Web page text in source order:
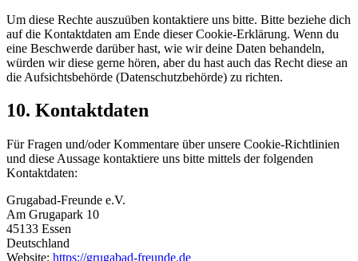
Um diese Rechte auszuüben kontaktiere uns bitte. Bitte beziehe dich
auf die Kontaktdaten am Ende dieser Cookie-Erklärung. Wenn du
eine Beschwerde darüber hast, wie wir deine Daten behandeln,
würden wir diese gerne hören, aber du hast auch das Recht diese an
die Aufsichtsbehörde (Datenschutzbehörde) zu richten.
10. Kontaktdaten
Für Fragen und/oder Kommentare über unsere Cookie-Richtlinien
und diese Aussage kontaktiere uns bitte mittels der folgenden
Kontaktdaten:
Grugabad-Freunde e.V.
Am Grugapark 10
45133 Essen
Deutschland
Website: https://grugabad-freunde.de